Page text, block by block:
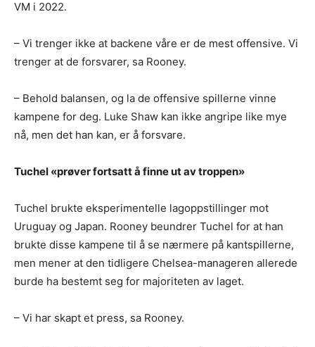
VM i 2022.
– Vi trenger ikke at backene våre er de mest offensive. Vi
trenger at de forsvarer, sa Rooney.
– Behold balansen, og la de offensive spillerne vinne
kampene for deg. Luke Shaw kan ikke angripe like mye
nå, men det han kan, er å forsvare.
Tuchel «prøver fortsatt å finne ut av troppen»
Tuchel brukte eksperimentelle lagoppstillinger mot
Uruguay og Japan. Rooney beundrer Tuchel for at han
brukte disse kampene til å se nærmere på kantspillerne,
men mener at den tidligere Chelsea-manageren allerede
burde ha bestemt seg for majoriteten av laget.
– Vi har skapt et press, sa Rooney.